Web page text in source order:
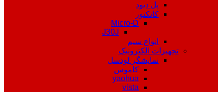
پل دیود
کانکتور
Micro-D
J30J
انواع سیم
تجهیزات الکترونیک
نمایشگر لودسل
کاموس
yaohua
vista